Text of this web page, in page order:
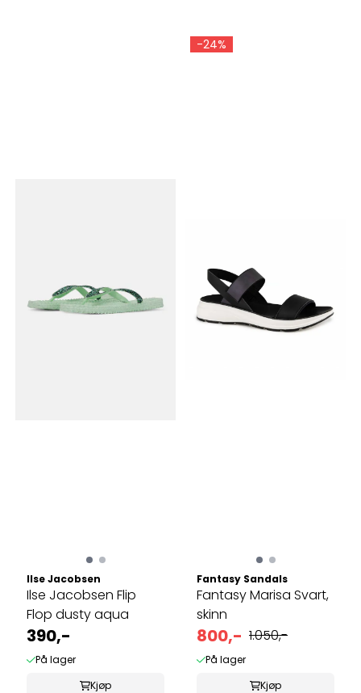
Ilse Jacobsen
Ilse Jacobsen Flip
Flop dusty aqua
390,-
På lager
Kjøp
-24%
Fantasy Sandals
Fantasy Marisa Svart,
skinn
800,- 1.050,-
På lager
Kjøp